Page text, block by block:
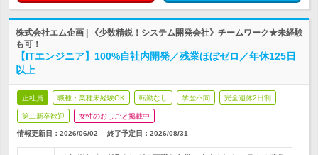
株式会社エム企画 | 《少数精鋭！システム開発会社》チームワーク★未経験
も可！
【ITエンジニア】100%自社内開発／残業ほぼゼロ／年休125日
以上
正社員 職種・業種未経験OK 転勤なし 学歴不問 完全週休2日制
第二新卒歓迎 女性のおしごと掲載中
情報更新日：2026/06/02 終了予定日： 2026/08/31